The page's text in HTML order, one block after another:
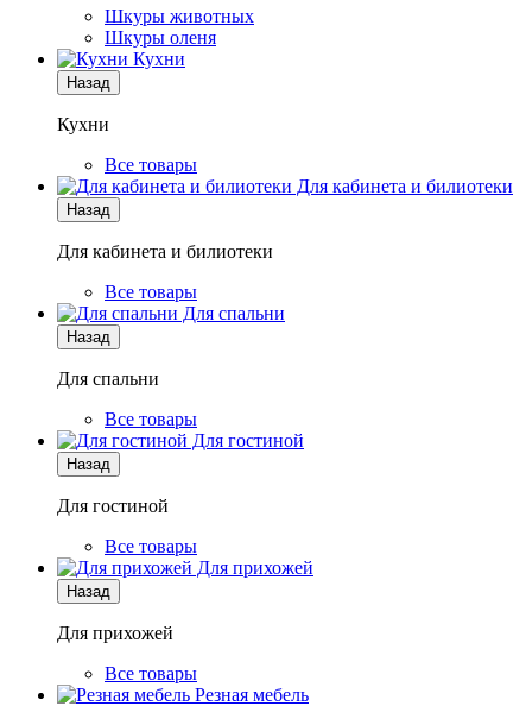
Шкуры животных
Шкуры оленя
Кухни
Назад
Кухни
Все товары
Для кабинета и билиотеки
Назад
Для кабинета и билиотеки
Все товары
Для спальни
Назад
Для спальни
Все товары
Для гостиной
Назад
Для гостиной
Все товары
Для прихожей
Назад
Для прихожей
Все товары
Резная мебель